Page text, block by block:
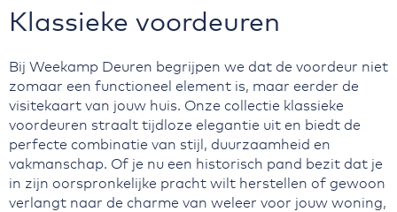
Klassieke voordeuren
Bij Weekamp Deuren begrijpen we dat de voordeur niet
zomaar een functioneel element is, maar eerder de
visitekaart van jouw huis. Onze collectie klassieke
voordeuren straalt tijdloze elegantie uit en biedt de
perfecte combinatie van stijl, duurzaamheid en
vakmanschap. Of je nu een historisch pand bezit dat je
in zijn oorspronkelijke pracht wilt herstellen of gewoon
verlangt naar de charme van weleer voor jouw woning,